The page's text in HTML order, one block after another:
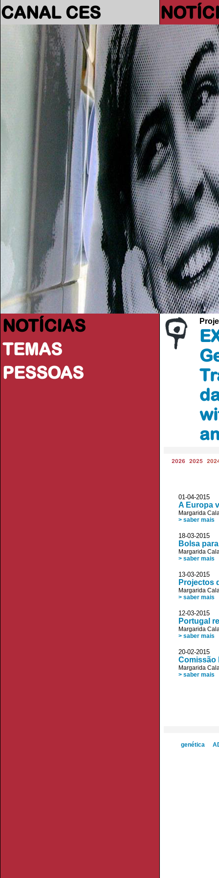
CANAL CES
NOTÍCIAS
TEMAS
PESSOAS
2026 2025
01-04-2015
A Europa
Margarida
> saber mais
18-03-2015
Bolsa
Margarida
> saber mais
13-03-2015
Projectos
Margarida
> saber mais
12-03-
Portugal
Margarida
> saber mais
20-02-2015
Comissão
Margarida
> saber mais
genética